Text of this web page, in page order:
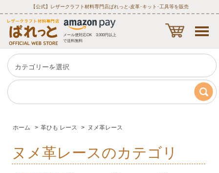
【公式】レザークラフト材料専門店ぱれっと‐皮革･キット･工具等を販売
メール便対応OK 3,000円以上
で送料無料
ホーム > 革ひも レース > ヌメ革レース
ヌメ革レースのカテゴリ